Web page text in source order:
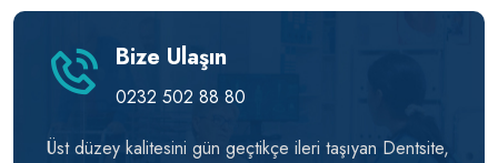
Bize Ulaşın
0232 502 88 80
Üst düzey kalitesini gün geçtikçe ileri taşıyan Dentsite,